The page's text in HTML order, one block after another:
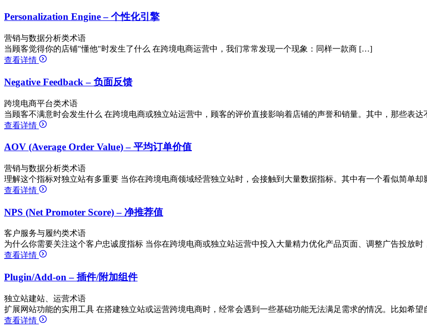
Personalization Engine – 个性化引擎
营销与数据分析类术语
当顾客觉得你的店铺"懂他"时发生了什么 在跨境电商运营中，我们常常发现一个现象：同样一款商 […]
查看详情
Negative Feedback – 负面反馈
跨境电商平台类术语
当顾客不满意时会发生什么 在跨境电商或独立站运营中，顾客的评价直接影响着店铺的声誉和销量。其中，那些表
查看详情
AOV (Average Order Value) – 平均订单价值
营销与数据分析类术语
理解这个指标对独立站有多重要 当你在跨境电商领域经营独立站时，会接触到大量数据指标。其中有一个看似简单
查看详情
NPS (Net Promoter Score) – 净推荐值
客户服务与履约类术语
为什么你需要关注这个客户忠诚度指标 当你在跨境电商或独立站运营中投入大量精力优化产品页面、调整广告投放
查看详情
Plugin/Add-on – 插件/附加组件
独立站建站、运营术语
扩展网站功能的实用工具 在搭建独立站或运营跨境电商时，经常会遇到一些基础功能无法满足需求的情况。比如希
查看详情